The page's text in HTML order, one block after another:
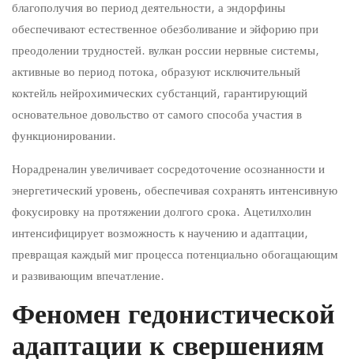
благополучия во период деятельности, а эндорфины
обеспечивают естественное обезболивание и эйфорию при
преодолении трудностей. вулкан россии нервные системы,
активные во период потока, образуют исключительный
коктейль нейрохимических субстанций, гарантирующий
основательное довольство от самого способа участия в
функционировании.
Норадреналин увеличивает сосредоточение осознанности и
энергетический уровень, обеспечивая сохранять интенсивную
фокусировку на протяжении долгого срока. Ацетилхолин
интенсифицирует возможность к научению и адаптации,
превращая каждый миг процесса потенциально обогащающим
и развивающим впечатление.
Феномен гедонистической
адаптации к свершениям